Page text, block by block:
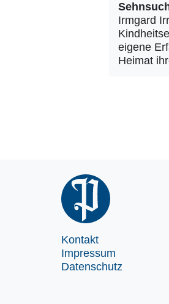
Irmgard
eigene
Heimat
Kontakt
Impressum
Datenschutz